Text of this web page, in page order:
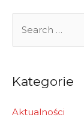
r
h
Kategorie
Aktualności